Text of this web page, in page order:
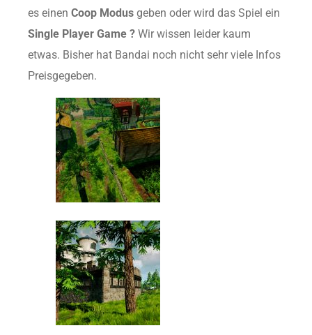
es einen Coop Modus geben oder wird das Spiel ein
Single Player Game ? Wir wissen leider kaum
etwas. Bisher hat Bandai noch nicht sehr viele Infos
Preisgegeben.